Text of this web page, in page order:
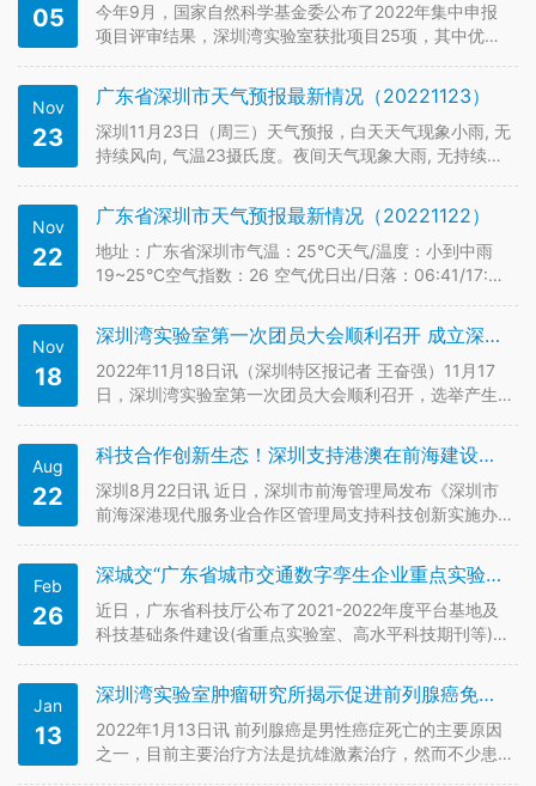
验室主任颜宁等多位院士…
05
今年9月，国家自然科学基金委公布了2022年集中申报
项目评审结果，深圳湾实验室获批项目25项，其中优秀
1项，面上项目10项，青年科学基金项目13项，获批直接
经费超1000万元，获批率26.6%，立项数量和金额较前
两年均实现…
Nov
23
广东省深圳市天气预报最新情况（20221123）
深圳11月23日（周三）天气预报，白天天气现象小雨, 无
持续风向, 气温23摄氏度。夜间天气现象大雨, 无持续风
指数: 较易发, 天凉，湿度大，较易感冒。运动指数: 较不
宜, 有降水，推荐您在室内进行休闲运动。…
Nov
22
广东省深圳市天气预报最新情况（20221122）
地址：广东省深圳市气温：25°C天气/温度：小到中雨
19~25°C空气指数：26 空气优日出/日落：06:41/17:39
我市将出现一次连续性降雨、降温过程。深圳将迎持续
降温降雨 此次降雨降温具有雨势平缓、持续时间…
Nov
18
深圳湾实验室第一次团员大会顺利召开 成立深圳湾实验室委员会
2022年11月18日讯（深圳特区报记者 王奋强）11月17
日，深圳湾实验室第一次团员大会顺利召开，选举产生
作为一个新型科研机构，科研和青年是两大特色，青年
群体在实验室未来发展起着不可替代的作用，值此中国
共产主义青年团成立…
Aug
22
科技合作创新生态！深圳支持港澳在前海建设联合实验室
深圳8月22日讯 近日，深圳市前海管理局发布《深圳市
前海深港现代服务业合作区管理局支持科技创新实施办
业合作成本，引导技术、设备、资金、人才等创新要素
在深港间优化配置。 在促进深港澳创新要素跨境融通
上，《办法》支持港澳高校设立…
Feb
26
深城交“广东省城市交通数字孪生企业重点实验室”获批建设省级重点实验室
近日，广东省科技厅公布了2021-2022年度平台基地及
科技基础条件建设(省重点实验室、高水平科技期刊等)立
公司申报的“广东省城市交通数字孪生企业重点实验室”获
得企业类省重点实验室认定。记者了解到，该名单深圳
有3家企业创新平…
Jan
13
深圳湾实验室肿瘤研究所揭示促进前列腺癌免疫治疗新机制
2022年1月13日讯 前列腺癌是男性癌症死亡的主要原因
之一，目前主要治疗方法是抗雄激素治疗，然而不少患